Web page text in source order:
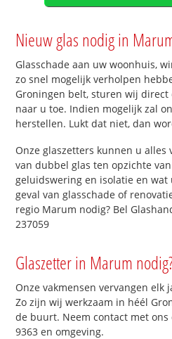
Nieuw glas nodig in
Glasschade aan uw woonhuis,
zo snel mogelijk verholpen
Groningen belt, sturen wij
naar u toe. Indien mogelijk zal
herstellen. Lukt dat niet, dan
Onze glaszetters kunnen u
van dubbel glas ten opzichte
geluidswering en isolatie en
geval van glasschade of
regio Marum nodig? Bel
237059
Glaszetter in Marum
Onze vakmensen vervangen elk
Zo zijn wij werkzaam in héél
de buurt. Neem contact met
9363 en omgeving.